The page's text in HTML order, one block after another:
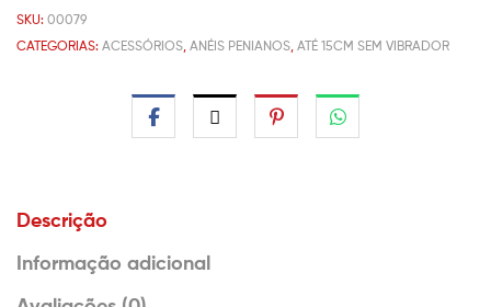
SKU: 00079
CATEGORIAS: ACESSÓRIOS ANÉIS PENIANOS ATÉ 15CM SEM VIBRADOR
Descrição
Informação adicional